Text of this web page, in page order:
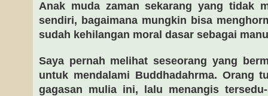
Anak muda zaman sekarang yang tidak
sendiri, bagaimana mungkin bisa
sudah kehilangan moral dasar sebagai
Saya pernah melihat seseorang yang
untuk mendalami Buddhadahrma. Orang
gagasan mulia ini, lalu menangis